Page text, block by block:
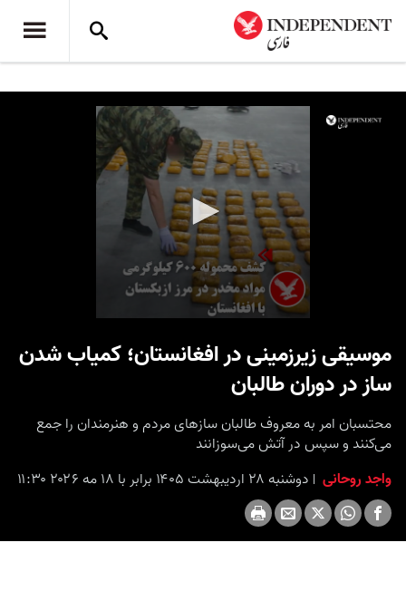
of
1
موسیقی زیرزمینی در افغانستان؛ کمیاب شدن
ساز در دوران طالبان
محتسبان امر به معروف طالبان سازهای مردم و هنرمندان را جمع‌
می‌کنند و سپس در آتش می‌سوزانند
واجد روحانی
دوشنبه ۲۸ اردیبهشت ۱۴۰۵ برابر با ۱۸ مه ۲۰۲۶ ۱۱:۳۰